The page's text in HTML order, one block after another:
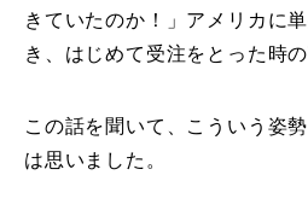
きていたのか！」アメリカに
き、はじめて受注をとった時の
この話を聞いて、こういう姿
は思いました。